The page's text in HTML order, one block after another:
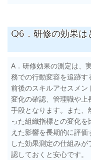
Q6．研修の効果は
A．研修効果の測定は、
務での行動変容を追跡す
前後のスキルアセスメン
変化の確認、管理職や上
手段となります。また、
った組織指標との変化
えた影響を長期的に評
した効果測定の仕組み
認しておくと安心です。